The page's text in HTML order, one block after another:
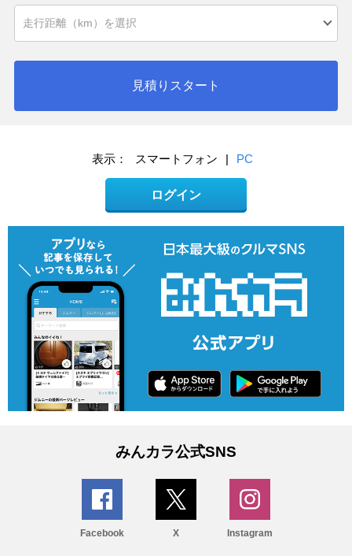
見積りスタート
表示： スマートフォン | PC
ログイン
みんカラ公式SNS
Facebook X Instagram